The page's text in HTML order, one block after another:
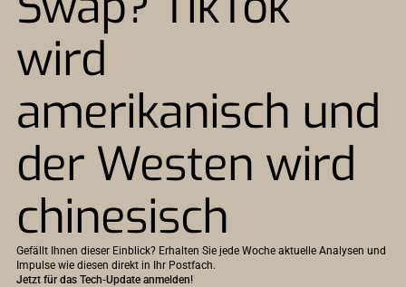
wird
amerikanisch und
der Westen wird
chinesisch
Gefällt Ihnen dieser Einblick? Erhalten Sie jede Woche aktuelle Analysen und
Impulse wie diesen direkt in Ihr Postfach.
Jetzt für das Tech-Update anmelden!